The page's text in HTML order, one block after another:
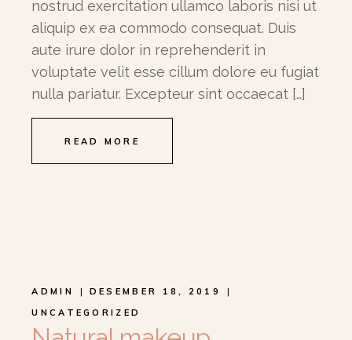
nostrud exercitation ullamco laboris nisi ut
aliquip ex ea commodo consequat. Duis
aute irure dolor in reprehenderit in
voluptate velit esse cillum dolore eu fugiat
nulla pariatur. Excepteur sint occaecat […]
READ MORE
ADMIN
DESEMBER 18, 2019
UNCATEGORIZED